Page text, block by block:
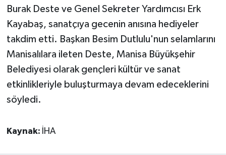
Burak Deste ve Genel Sekreter Yardımcısı Erk
Kayabaş, sanatçıya gecenin anısına hediyeler
takdim etti. Başkan Besim Dutlulu'nun selamlarını
Manisalılara ileten Deste, Manisa Büyükşehir
Belediyesi olarak gençleri kültür ve sanat
etkinlikleriyle buluşturmaya devam edeceklerini
söyledi.
Kaynak: İHA